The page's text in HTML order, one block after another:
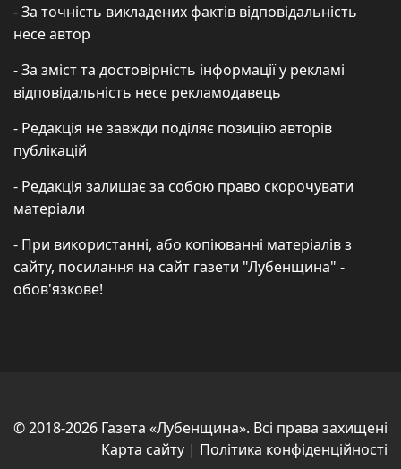
- За точність викладених фактів відповідальність
несе автор
- За зміст та достовірність інформації у рекламі
відповідальність несе рекламодавець
- Редакція не завжди поділяє позицію авторів
публікацій
- Редакція залишає за собою право скорочувати
матеріали
- При використанні, або копіюванні матеріалів з
сайту, посилання на сайт газети "Лубенщина" -
обов'язкове!
© 2018-2026 Газета «Лубенщина». Всі права захищені
Карта сайту | Політика конфіденційності